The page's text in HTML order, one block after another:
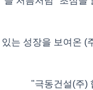
있는 성장을 보여온 (
"극동건설(주)